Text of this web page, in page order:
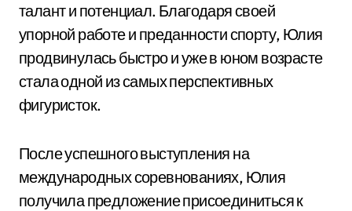
талант и потенциал. Благодаря своей
упорной работе и преданности спорту, Юлия
продвинулась быстро и уже в юном возрасте
стала одной из самых перспективных
фигуристок.
После успешного выступления на
международных соревнованиях, Юлия
получила предложение присоединиться к